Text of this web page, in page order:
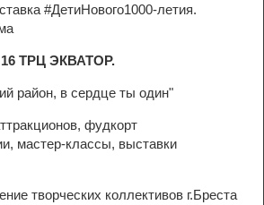
#ДетиНового1000-летия.
16 ТРЦ ЭКВАТОР.
район, в сердце ты один"
фудкорт
мастер-классы, выставки
творческих коллективов г.Бреста